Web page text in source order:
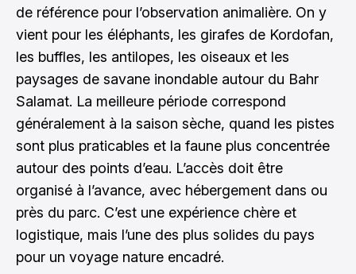
de référence pour l’observation animalière. On y
vient pour les éléphants, les girafes de Kordofan,
les buffles, les antilopes, les oiseaux et les
paysages de savane inondable autour du Bahr
Salamat. La meilleure période correspond
généralement à la saison sèche, quand les pistes
sont plus praticables et la faune plus concentrée
autour des points d’eau. L’accès doit être
organisé à l’avance, avec hébergement dans ou
près du parc. C’est une expérience chère et
logistique, mais l’une des plus solides du pays
pour un voyage nature encadré.